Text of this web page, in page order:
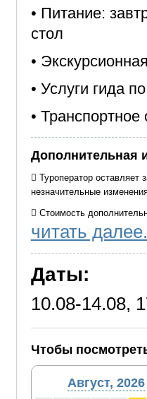
• Питание:
стол
•
• Услуги гида
•
Дополнительная
 Туроператор оставляет
незначительные
 Стоимость
 Время в программе
 Туристы, проживающие
началу программы в
доступности.
факторов. Рекомендуем
читать
Даты:
10.08-14.08,
Чтобы
Август, 2026